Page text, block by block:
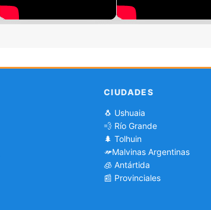
CIUDADES
🐧 Ushuaia
💨 Río Grande
🌲 Tolhuin
Malvinas Argentinas
🧊 Antártida
📰 Provinciales